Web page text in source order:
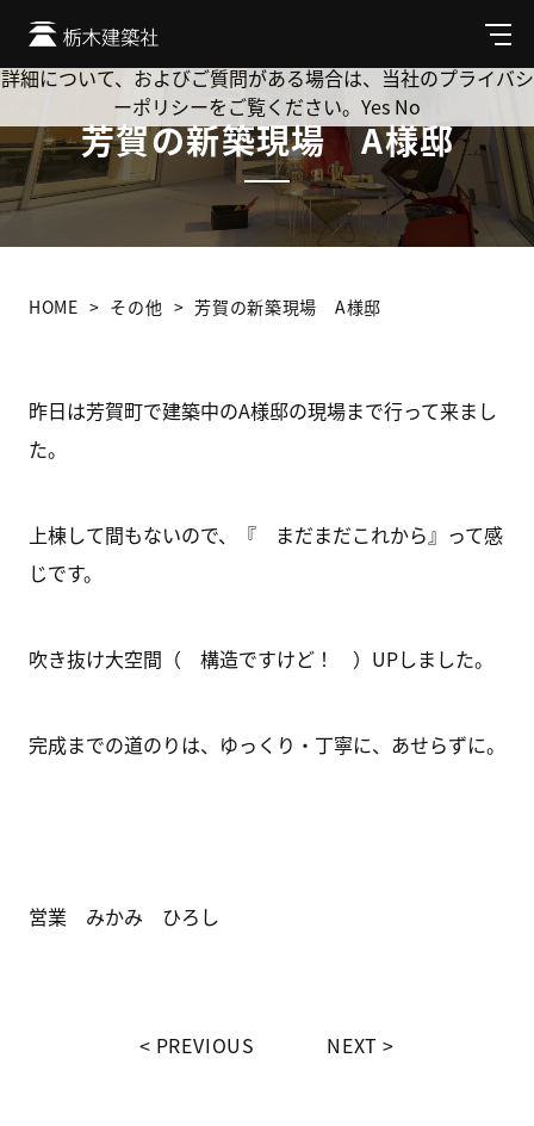
メ
ニ
ュ
芳賀の新築現場 A様邸
HOME その他 芳賀の新築現場 A様邸
昨日は芳賀町で建築中のA様邸の現場まで行って来まし
た。
上棟して間もないので、『 まだまだこれから』って感
じです。
吹き抜け大空間（ 構造ですけど！ ）UPしました。
完成までの道のりは、ゆっくり・丁寧に、あせらずに。
営業 みかみ ひろし
PREVIOUS NEXT
Cookie を使用して、お客様の活動を追跡してもよろしいです
か? 当社ではお客様のプライバシーを極めて重視しています。
詳細について、およびご質問がある場合は、当社のプライバシ
ーポリシーをご覧ください。 Yes No